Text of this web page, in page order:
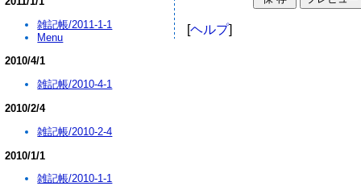
[ヘルプ]
雑記帳/2011-1-1
Menu
2010/4/1
雑記帳/2010-4-1
2010/2/4
雑記帳/2010-2-4
2010/1/1
雑記帳/2010-1-1